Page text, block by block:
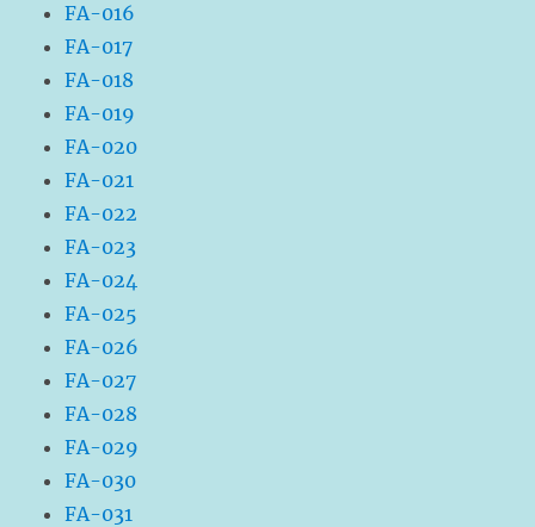
FA-016
FA-017
FA-018
FA-019
FA-020
FA-021
FA-022
FA-023
FA-024
FA-025
FA-026
FA-027
FA-028
FA-029
FA-030
FA-031